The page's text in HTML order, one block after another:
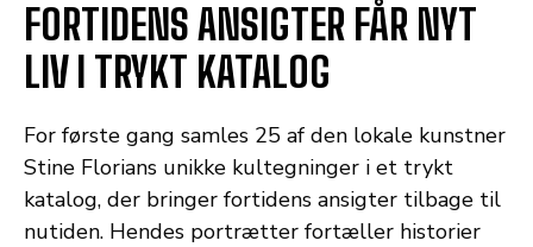
FORTIDENS ANSIGTER FÅR NYT
LIV I TRYKT KATALOG
For første gang samles 25 af den lokale kunstner
Stine Florians unikke kultegninger i et trykt
katalog, der bringer fortidens ansigter tilbage til
nutiden. Hendes portrætter fortæller historier